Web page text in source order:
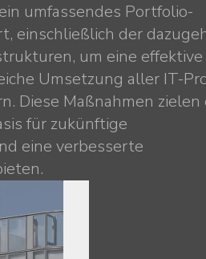
umfassendes Portfolio-
einschließlich der
um eine effektive
Umsetzung aller IT-
Diese Maßnahmen zielen
für zukünftige
eine verbesserte